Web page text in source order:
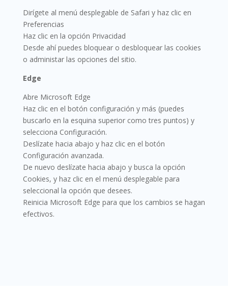
Dirígete al menú desplegable de Safari y haz clic en
Preferencias
Haz clic en la opción Privacidad
Desde ahí puedes bloquear o desbloquear las cookies
o administar las opciones del sitio.
Edge
Abre Microsoft Edge
Haz clic en el botón configuración y más (puedes
buscarlo en la esquina superior como tres puntos) y
selecciona Configuración.
Deslízate hacia abajo y haz clic en el botón
Configuración avanzada.
De nuevo deslízate hacia abajo y busca la opción
Cookies, y haz clic en el menú desplegable para
seleccional la opción que desees.
Reinicia Microsoft Edge para que los cambios se hagan
efectivos.